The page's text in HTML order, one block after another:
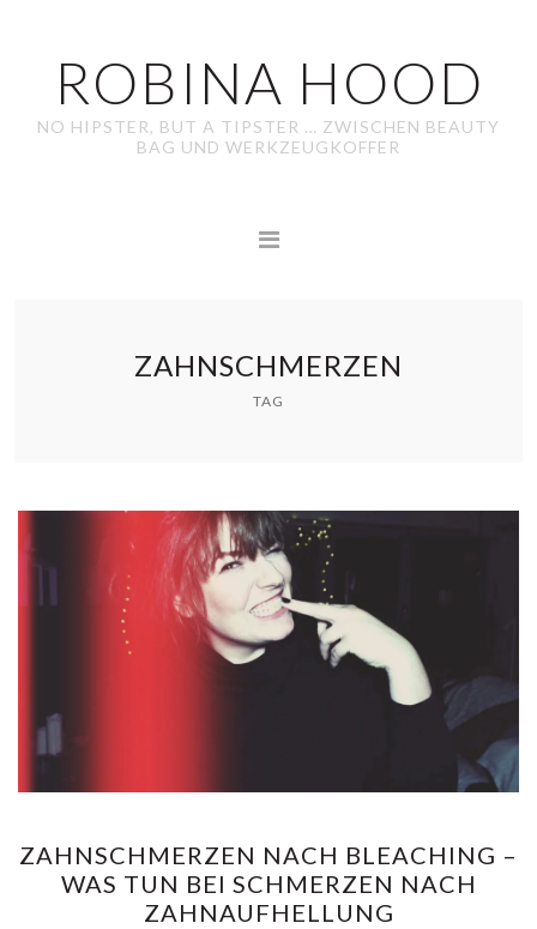
ROBINA HOOD
NO HIPSTER, BUT A TIPSTER … ZWISCHEN BEAUTY
BAG UND WERKZEUGKOFFER
ZAHNSCHMERZEN
TAG
ZAHNSCHMERZEN NACH BLEACHING –
WAS TUN BEI SCHMERZEN NACH
ZAHNAUFHELLUNG